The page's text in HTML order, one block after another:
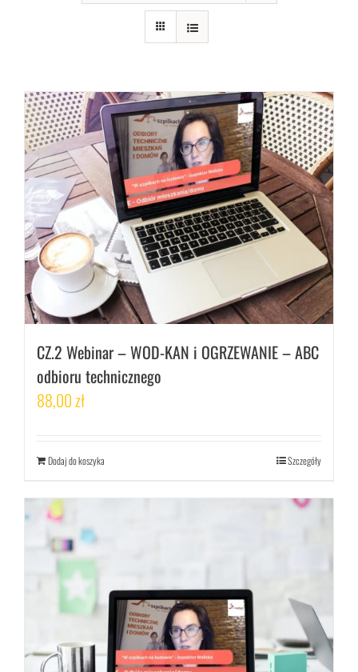
CZ.2 Webinar – WOD-KAN i OGRZEWANIE – ABC
odbioru technicznego
88,00zł
Dodaj do koszyka Szczegóły